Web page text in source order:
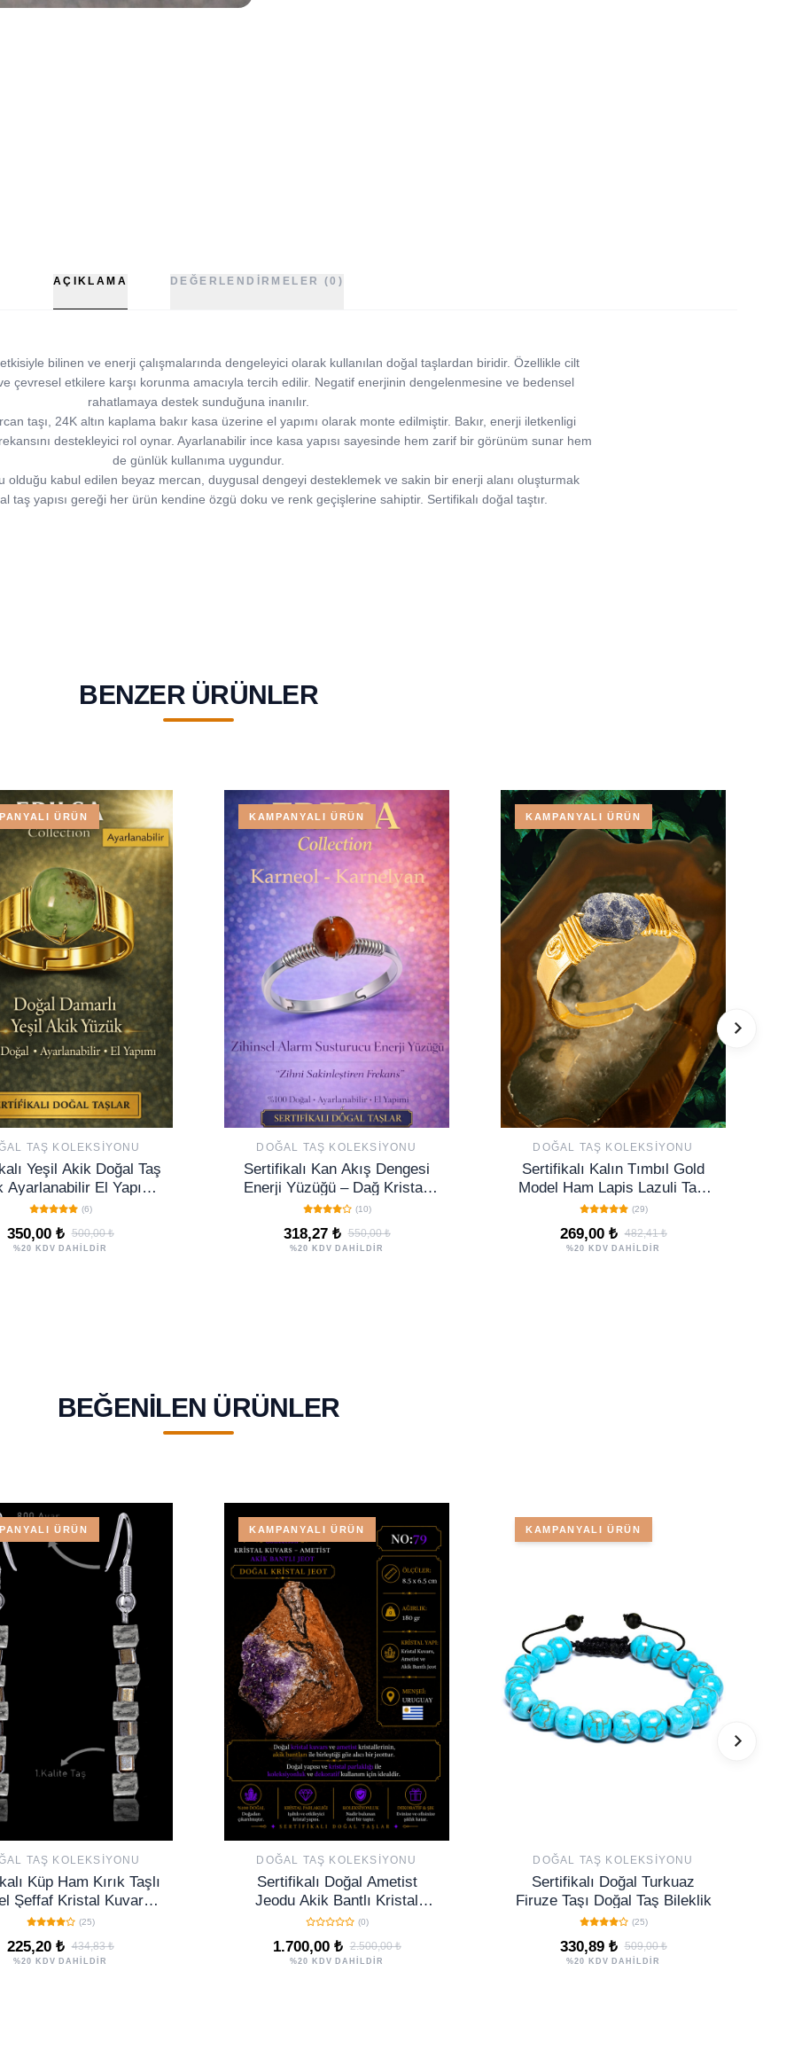
AÇIKLAMA DEĞERLENDIRMELER (0)
bilinen ve enerji çalışmalarında dengeleyici olarak kullanılan doğal taşlardan biridir. Özellikle cilt
çevresel etkilere karşı korunma amacıyla tercih edilir. Negatif enerjinin dengelenmesine ve bedensel
rahatlamaya destek sunduğuna inanılır.
taşı, 24K altın kaplama bakır kasa üzerine el yapımı olarak monte edilmiştir. Bakır, enerji iletkenligi
destekleyici rol oynar. Ayarlanabilir ince kasa yapısı sayesinde hem zarif bir görünüm sunar hem
de günlük kullanıma uygundur.
olduğu kabul edilen beyaz mercan, duygusal dengeyi desteklemek ve sakin bir enerji alanı oluşturmak
taş yapısı gereği her ürün kendine özgü doku ve renk geçişlerine sahiptir. Sertifikalı doğal taştır.
BENZER ÜRÜNLER
ÜRÜN
TAŞ KOLEKSIYONU
Yeşil Akik Doğal Taş
Ayarlanabilir El Yapımı
Enerji Taşı
(6)
350,00 ₺ 500,00 ₺
%20 KDV DAHİLDİR
KAMPANYALI ÜRÜN
DOĞAL TAŞ KOLEKSIYONU
Sertifikalı Kan Akış Dengesi
Enerji Yüzüğü – Dağ Kristali
Ayarlanabilir İnce Kasa Kova
Terazi Balık
(10)
318,27 ₺ 550,00 ₺
%20 KDV DAHİLDİR
KAMPANYALI ÜRÜN
DOĞAL TAŞ KOLEKSIYONU
Sertifikalı Kalın Tımbıl Gold
Model Ham Lapis Lazuli Taşı
Yüzük - Ayarlamalı
(29)
269,00 ₺ 482,41 ₺
%20 KDV DAHİLDİR
BEĞENILEN ÜRÜNLER
ÜRÜN
TAŞ KOLEKSIYONU
Küp Ham Kırık Taşlı
Şeffaf Kristal Kuvars
Taşı Küpe
(25)
225,20 ₺ 434,83 ₺
%20 KDV DAHİLDİR
KAMPANYALI ÜRÜN
DOĞAL TAŞ KOLEKSIYONU
Sertifikalı Doğal Ametist
Jeodu Akik Bantlı Kristal
Kuvars Ham Kaya Uruguay
NO79
(0)
1.700,00 ₺ 2.500,00 ₺
%20 KDV DAHİLDİR
KAMPANYALI ÜRÜN
DOĞAL TAŞ KOLEKSIYONU
Sertifikalı Doğal Turkuaz
Firuze Taşı Doğal Taş Bileklik
(25)
330,89 ₺ 509,00 ₺
%20 KDV DAHİLDİR